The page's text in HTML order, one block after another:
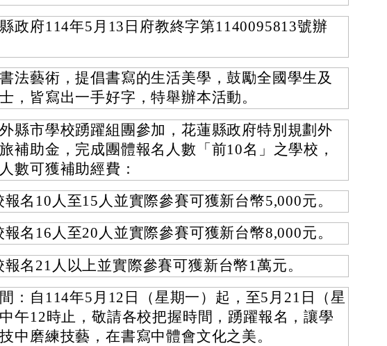
政府114年5月13日府教終字第1140095813號辦
法藝術，提倡書寫的生活美學，鼓勵全國學生及
，皆寫出一手好字，特舉辦本活動。
縣市學校踴躍組團參加，花蓮縣政府特別規劃外
補助金，完成團體報名人數「前10名」之學校，
數可獲補助經費：
報名10人至15人並實際參賽可獲新台幣5,000元。
報名16人至20人並實際參賽可獲新台幣8,000元。
報名21人以上並實際參賽可獲新台幣1萬元。
：自114年5月12日（星期一）起，至5月21日（星
午12時止，敬請各校把握時間，踴躍報名，讓學
中磨練技藝，在書寫中體會文化之美。